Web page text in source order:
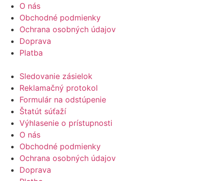
O nás
Obchodné podmienky
Ochrana osobných údajov
Doprava
Platba
Sledovanie zásielok
Reklamačný protokol
Formulár na odstúpenie
Štatút súťaží
Výhlasenie o prístupnosti
O nás
Obchodné podmienky
Ochrana osobných údajov
Doprava